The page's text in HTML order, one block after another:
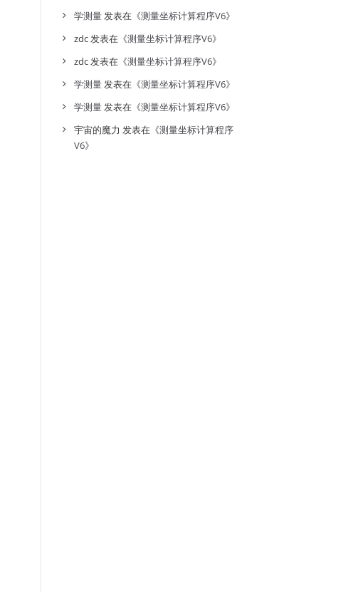
学测量发表在《测量坐标计算程序V6》
zdc发表在《测量坐标计算程序V6》
zdc发表在《测量坐标计算程序V6》
学测量发表在《测量坐标计算程序V6》
学测量发表在《测量坐标计算程序V6》
宇宙的魔力 发表在《测量坐标计算程序
V6》